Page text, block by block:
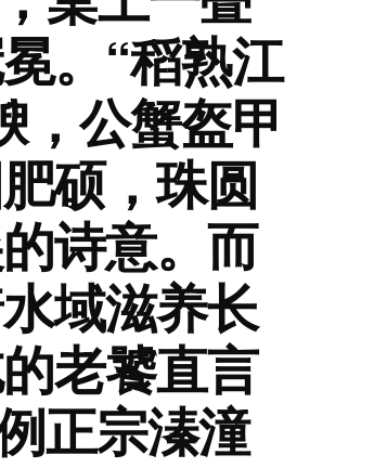
。“稻熟江
，公蟹盔甲
硕，珠圆
诗意。而
域滋养长
老饕直言
正宗溱潼